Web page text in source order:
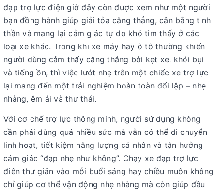
đạp trợ lực điện giờ đây còn được xem như một người
bạn đồng hành giúp giải tỏa căng thẳng, cân bằng tinh
thần và mang lại cảm giác tự do khó tìm thấy ở các
loại xe khác. Trong khi xe máy hay ô tô thường khiến
người dùng cảm thấy căng thẳng bởi kẹt xe, khói bụi
và tiếng ồn, thì việc lướt nhẹ trên một chiếc xe trợ lực
lại mang đến một trải nghiệm hoàn toàn đối lập – nhẹ
nhàng, êm ái và thư thái.
Với cơ chế trợ lực thông minh, người sử dụng không
cần phải dùng quá nhiều sức mà vẫn có thể di chuyển
linh hoạt, tiết kiệm năng lượng cá nhân và tận hưởng
cảm giác “đạp nhẹ như không”. Chạy xe đạp trợ lực
điện thư giãn vào mỗi buổi sáng hay chiều muộn không
chỉ giúp cơ thể vận động nhẹ nhàng mà còn giúp đầu